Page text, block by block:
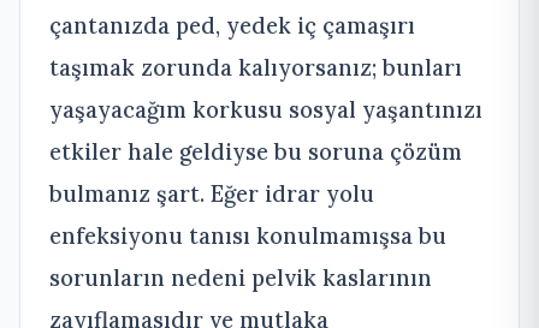
çantanızda ped, yedek iç çamaşırı
taşımak zorunda kalıyorsanız; bunları
yaşayacağım korkusu sosyal yaşantınızı
etkiler hale geldiyse bu soruna çözüm
bulmanız şart. Eğer idrar yolu
enfeksiyonu tanısı konulmamışsa bu
sorunların nedeni pelvik kaslarının
zayıflamasıdır ve mutlaka